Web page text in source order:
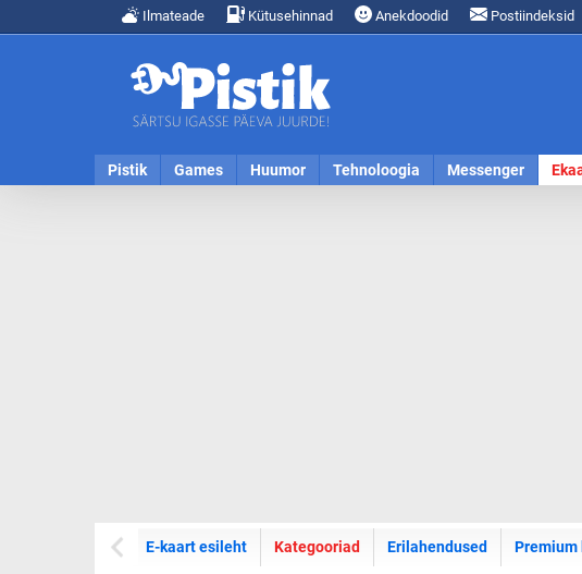
Ilmateade Kütusehinnad Anekdoodid Postiindeksid
Pistik Games Huumor Tehnoloogia Messenger
E-kaart esileht E-kaartide
Kategooriad Erilahendused Premium